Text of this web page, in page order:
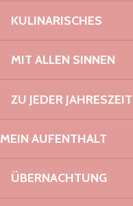
KULINARISCHES
MIT ALLEN SINNEN
ZU JEDER JAHRESZEIT
MEIN AUFENTHALT
ÜBERNACHTUNG